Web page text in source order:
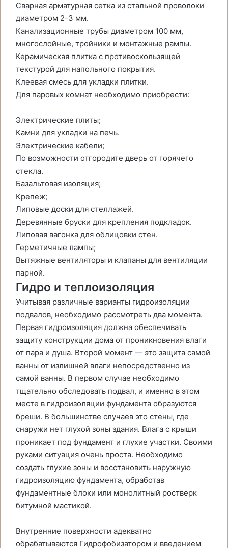
Сварная арматурная сетка из стальной проволоки
диаметром 2-3 мм.
Канализационные трубы диаметром 100 мм,
многослойные, тройники и монтажные рампы.
Керамическая плитка с противоскользящей
текстурой для напольного покрытия.
Клеевая смесь для укладки плитки.
Для паровых комнат необходимо приобрести:
Электрические плиты;
Камни для укладки на печь.
Электрические кабели;
По возможности отгородите дверь от горячего
стекла.
Базальтовая изоляция;
Крепеж;
Липовые доски для стеллажей.
Деревянные бруски для крепления подкладок.
Липовая вагонка для облицовки стен.
Герметичные лампы;
Вытяжные вентиляторы и клапаны для вентиляции
парной.
Гидро и теплоизоляция
Учитывая различные варианты гидроизоляции
подвалов, необходимо рассмотреть два момента.
Первая гидроизоляция должна обеспечивать
защиту конструкции дома от проникновения влаги
от пара и душа. Второй момент — это защита самой
ванны от излишней влаги непосредственно из
самой ванны. В первом случае необходимо
тщательно обследовать подвал, и именно в этом
месте в гидроизоляции фундамента образуются
бреши. В большинстве случаев это стены, где
снаружи нет глухой зоны здания. Влага с крыши
проникает под фундамент и глухие участки. Своими
руками ситуация очень проста. Необходимо
создать глухие зоны и восстановить наружную
гидроизоляцию фундамента, обработав
фундаментные блоки или монолитный ростверк
битумной мастикой.
Внутренние поверхности адекватно
обрабатываются Гидрофобизатором и введением